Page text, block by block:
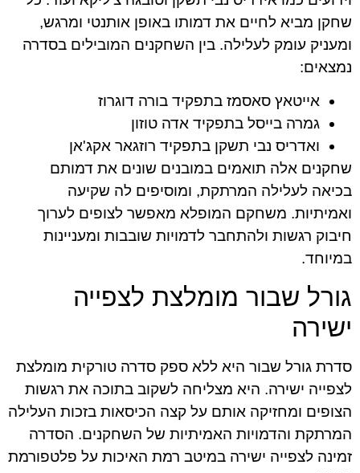
שחקן מביא לחיים את דמותו באופן אותנטי ומרגש,
ומעניק עומק לעלילה. בין השחקנים המובילים בסדרה
נמצאים:
אייטאץ סאסמז בתפקיד בורה דוגרוז
גמרה בייסל בתפקיד אדה טוזון
ואדריס נבי תשקן בתפקיד רוזגאר אקג'אן
שחקנים אלה תואמים במובנים שונים את דמותם
בכיאה לעלילה המרתקת, ומוסיפים לה שקיעה
ואמיתיות. משחקם המופלא מאפשר לצופים לערוך
חיבוק רגשות ולהתחבר לדמויות שובבות ומעניינות
במיוחד.
גורל שבור מומלצת לצפייה
ישירה
סדרת גורל שבור היא ללא ספק סדרה טורקית מומלצת
לצפייה ישירה. היא מצליחה לשקוב בתוכה את רגשות
הצופים ומחזיקה אותם על קצה הכיסאות בזכות העלילה
המרתקת והדמויות האמיתיות של השחקנים. הסדרה
זמינה לצפייה ישירה במיטב רמת האיכות על פלטפורמת